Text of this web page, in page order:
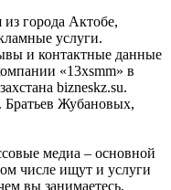
города Актобе,
услуги.
и контактные данные
«13xsmm» в
bizneskz.su.
Братьев Жубановых,
медиа – основной
числе ищут и услуги
вы занимаетесь,